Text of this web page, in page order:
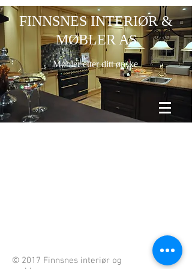
FINNSNES INTERIØR &
MØBLER AS
Møbler etter ditt ønske
© 2017 Finnsnes interiør og